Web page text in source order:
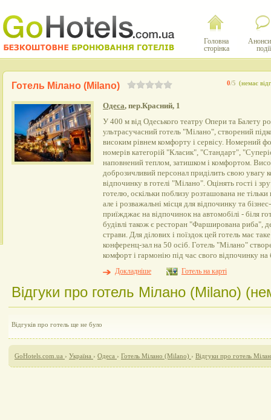
Головна
сторінка
події
0/5 (немає
Готель Мілано (Milano)
Одеса, пер.Красний, 1
У 400 м від Одеського театру Опери та Балету
ультрасучасний готель "Мілано", створений
високим рівнем комфорту і сервісу. Номерний
номерів категорій "Класик", "Стандарт",
наповнений теплом, затишком і комфортом.
доброзичливий персонал приділить свою увагу
відпочинку в готелі "Мілано". Оцінять гості і
готелю, оскільки поблизу розташована не
але і розважальні місця для відпочинку та
приїжджає на відпочинок на автомобілі - біля
будівлі також є ресторан "Фарширована риба",
страви. Для ділових і поїздок цей готель має
конференц-зал на 50 осіб. Готель "Мілано"
комфорт і гармонію під час свого відпочинку
Докладніше
Готель на карті
Відгуки про готель Мілано (Milano)
Відгуків про готель ще не було
GoHotels.com.ua › Україна › Одеса › Готель Мілано (Milano) › Відгуки про готель